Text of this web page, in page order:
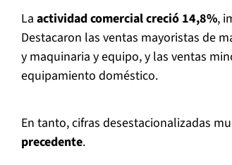
La actividad comercial creció 14,8%,
Destacaron las ventas mayoristas de
y maquinaria y equipo, y las ventas
equipamiento doméstico.
En tanto, cifras desestacionalizadas
precedente.